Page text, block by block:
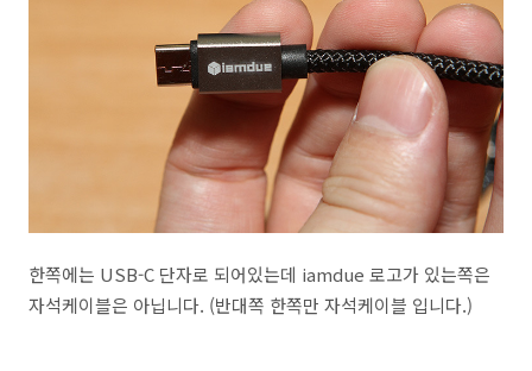
한쪽에는 USB-C 단자로 되어있는데 iamdue 로고가 있는쪽은
자석케이블은 아닙니다. (반대쪽 한쪽만 자석케이블 입니다.)